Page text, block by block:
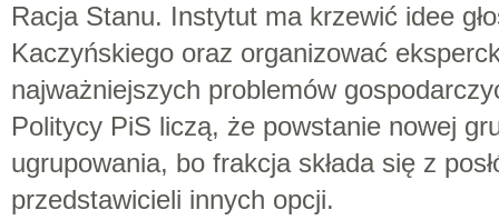
Racja Stanu. Instytut ma krzewić idee
Kaczyńskiego oraz organizować
najważniejszych problemów
Politycy PiS liczą, że powstanie nowej
ugrupowania, bo frakcja składa się z
przedstawicieli innych opcji.